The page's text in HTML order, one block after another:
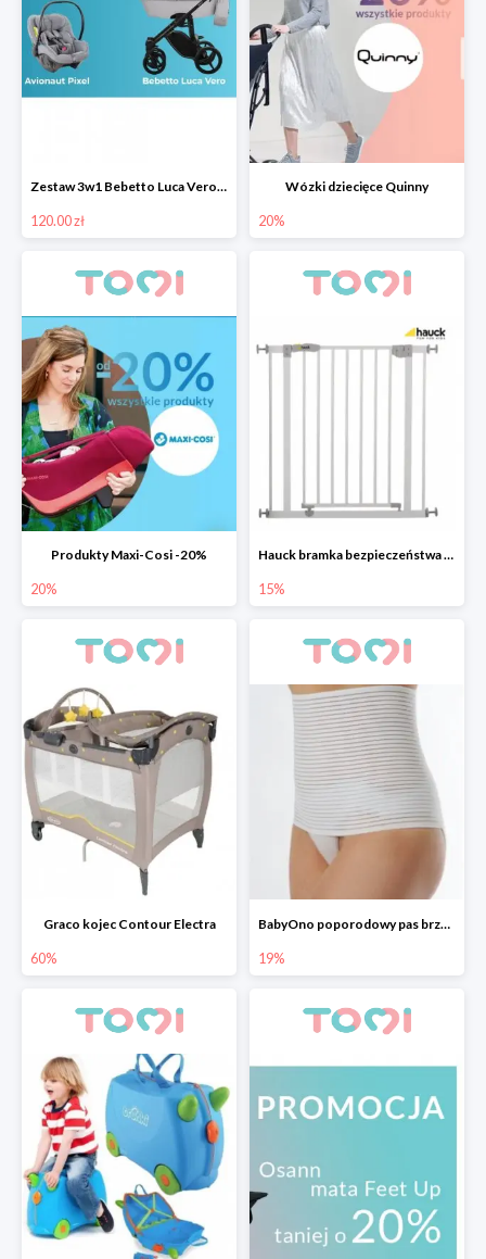
Zestaw 3w1 Bebetto Luca Vero z fotelikiem samochodowym Avionaut Pixel taniej o 130 pln
120.00 zł
Wózki dziecięce Quinny
20%
Produkty Maxi-Cosi -20%
20%
Hauck bramka bezpieczeństwa Open n Stop 75-81 cm
15%
Graco kojec Contour Electra
60%
BabyOno poporodowy pas brzuszny
19%